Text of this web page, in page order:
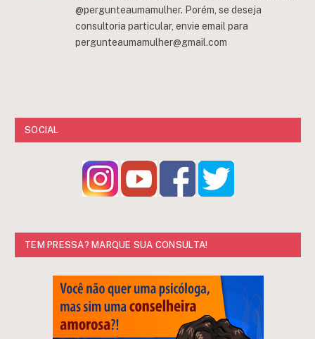
@pergunteaumamulher. Porém, se deseja
consultoria particular, envie email para
pergunteaumamulher@gmail.com
SOCIAL
TEM PRESSA? MARQUE SUA CONSULTA!